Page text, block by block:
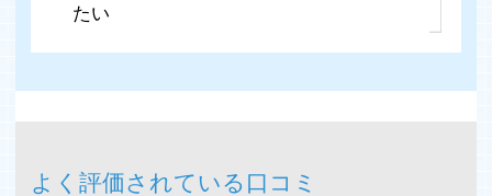
たい
よく評価されている口コミ